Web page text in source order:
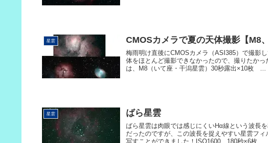
星雲 CMOSカメラで夏の天体撮影【M8
梅雨明け直後にCMOSカメラ（ASI385）で撮影
体をほとんど撮影できなかったので、撮りたか
は、M8（いて座・干潟星雲）30秒露出×10枚 ...
星雲 ばら星雲
ばら星雲は肉眼では感じにくいHα線という波長
だったのですが、この波長を捉えやすい星雲フ
写すことができました！ISO1600、180秒×6枚 ...